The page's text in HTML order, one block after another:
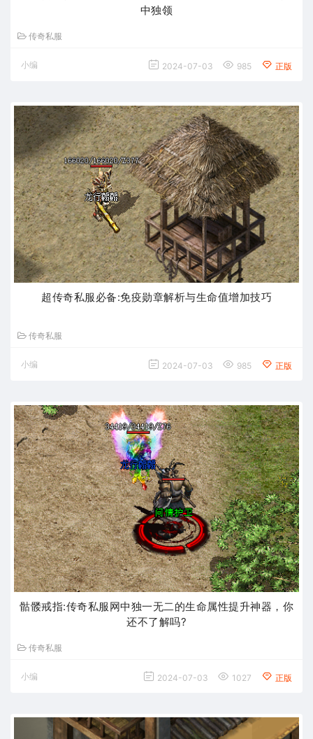
中独领
传奇私服
小编 2024-07-03 985 正版
超传奇私服必备:免疫勋章解析与生命值增加技巧
传奇私服
小编 2024-07-03 985 正版
骷髅戒指:传奇私服网中独一无二的生命属性提升神器，你
还不了解吗?
传奇私服
小编 2024-07-03 1027 正版